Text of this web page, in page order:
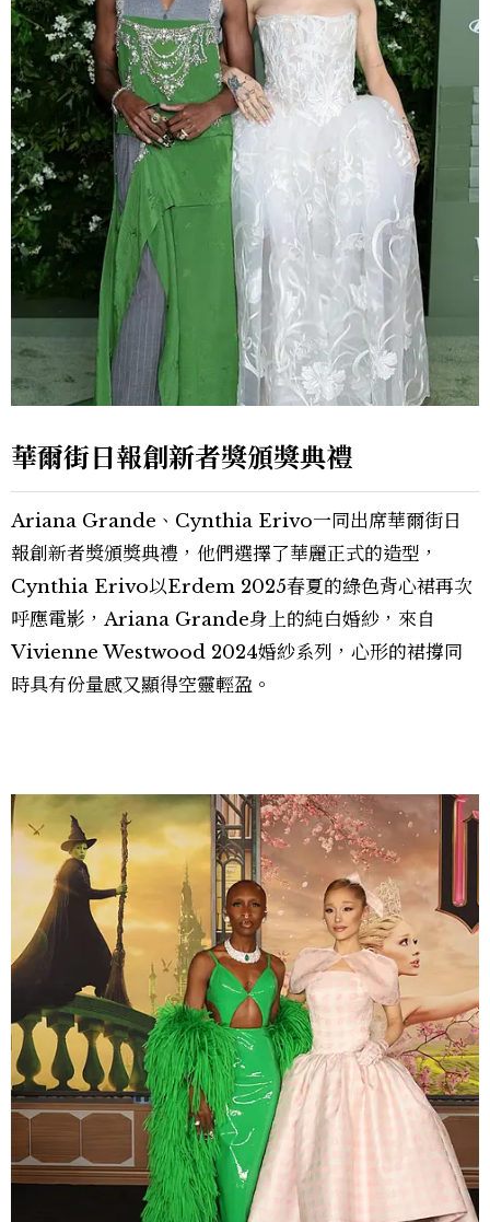
華爾街日報創新者獎頒獎典禮
Ariana Grande、Cynthia Erivo一同出席華爾街日
報創新者獎頒獎典禮，他們選擇了華麗正式的造型，
Cynthia Erivo以Erdem 2025春夏的綠色背心裙再次
呼應電影，Ariana Grande身上的純白婚紗，來自
Vivienne Westwood 2024婚紗系列，心形的裙撐同
時具有份量感又顯得空靈輕盈。